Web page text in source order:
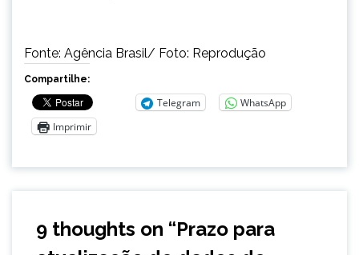
Fonte: Agência Brasil/ Foto: Reprodução
Compartilhe:
Telegram
WhatsApp
Imprimir
9 thoughts on “Prazo para